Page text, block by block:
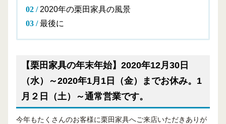
2020年の栗田家具の風景
最後に
【栗田家具の年末年始】2020年12月30日
（水）～2020年1月1日（金）までお休み。1
月２日（土）～通常営業です。
今年もたくさんのお客様に栗田家具へご来店いただきありが